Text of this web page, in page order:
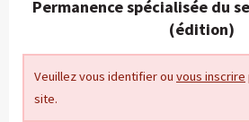
Permanence spécialisée du
(édition)
Veuillez vous identifier ou vous inscrire
site.